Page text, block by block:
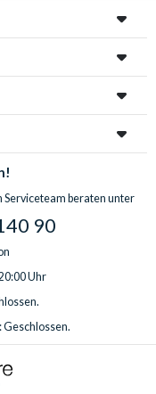
Serviceteam beraten unter
90
Uhr